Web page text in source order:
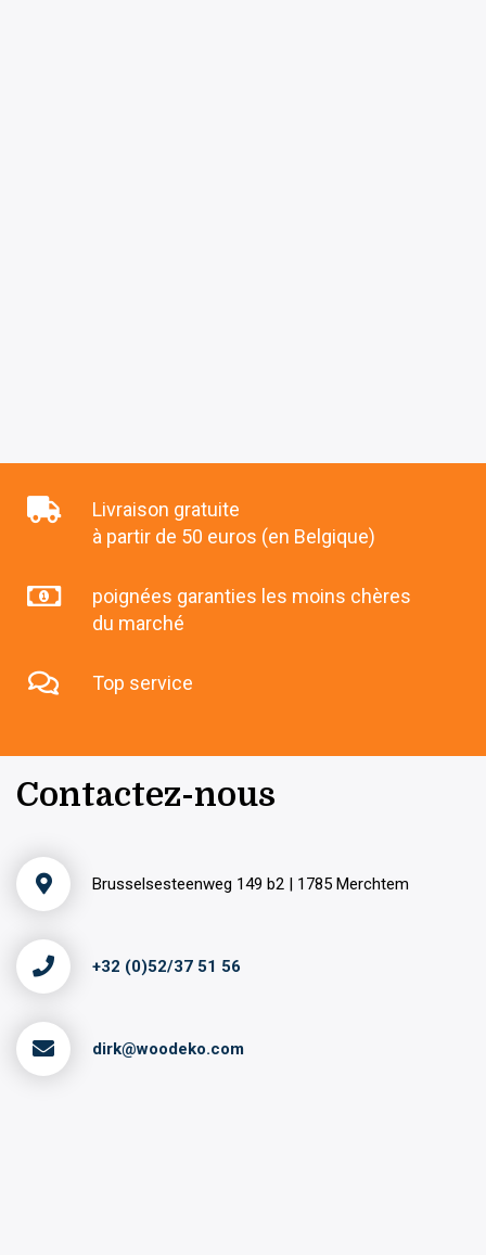
Livraison gratuite
à partir de 50 euros (en Belgique)
poignées garanties les moins chères
du marché
Top service
Contactez-nous
Brusselsesteenweg 149 b2 | 1785 Merchtem
+32 (0)52/37 51 56
dirk@woodeko.com